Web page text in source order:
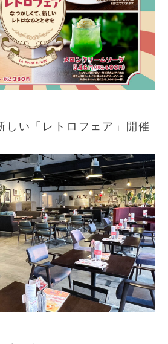
しい「レトロフェア」開催